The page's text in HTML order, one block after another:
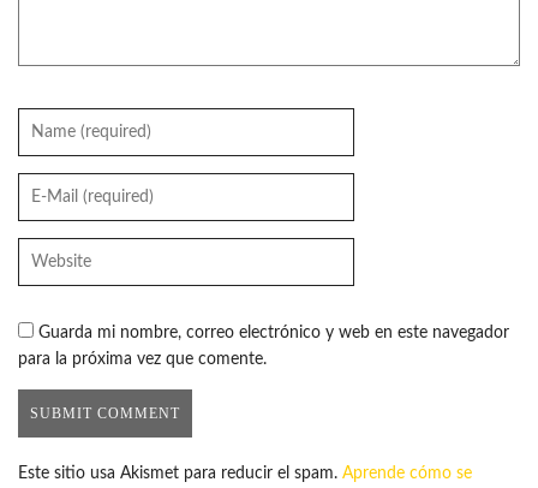
Guarda mi nombre, correo electrónico y web en este navegador
para la próxima vez que comente.
Este sitio usa Akismet para reducir el spam. Aprende cómo se